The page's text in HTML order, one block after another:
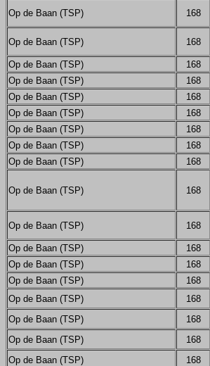
Op de Baan (TSP) 168
Op de Baan (TSP) 168
Op de Baan (TSP)
168
Op de Baan (TSP)
168
Op de Baan (TSP)
168
Op de Baan (TSP)
168
Op de Baan (TSP)
168
Op de Baan (TSP)
168
Op de Baan (TSP)
168
Op de Baan (TSP) 168
Op de Baan (TSP) 168
Op de Baan (TSP) 168
Op de Baan (TSP)
168
Op de Baan (TSP)
168
Op de Baan (TSP)
168
Op de Baan (TSP)
168
Op de Baan (TSP)
168
Op de Baan (TSP)
168